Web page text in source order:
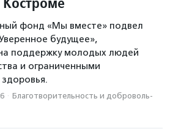
фонд «Мы вместе» подвел
будущее»,
поддержку молодых людей
и ограниченными
· Благотвори­тель­ность и доброволь­